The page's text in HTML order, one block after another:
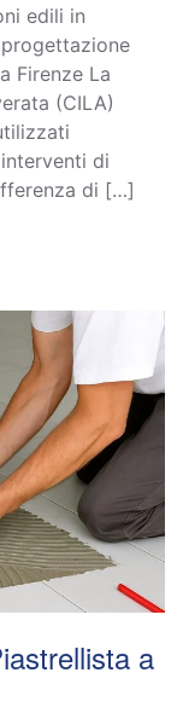
edili in
Firenze La
(CILA)
di
di […]
a